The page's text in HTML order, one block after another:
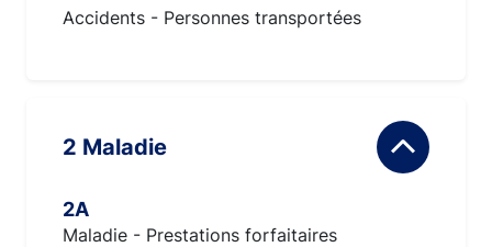
Accidents - Personnes transportées
2 Maladie
2A
Maladie - Prestations forfaitaires